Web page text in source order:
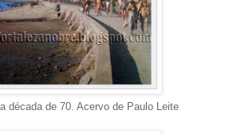
década de 70. Acervo de Paulo Leite